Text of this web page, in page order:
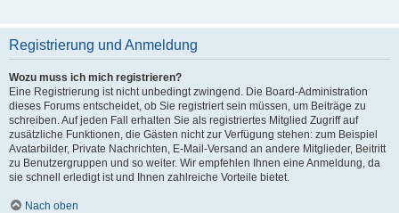
Registrierung und Anmeldung
Wozu muss ich mich registrieren?
Eine Registrierung ist nicht unbedingt zwingend. Die Board-Administration
dieses Forums entscheidet, ob Sie registriert sein müssen, um Beiträge zu
schreiben. Auf jeden Fall erhalten Sie als registriertes Mitglied Zugriff auf
zusätzliche Funktionen, die Gästen nicht zur Verfügung stehen: zum Beispiel
Avatarbilder, Private Nachrichten, E-Mail-Versand an andere Mitglieder, Beitritt
zu Benutzergruppen und so weiter. Wir empfehlen Ihnen eine Anmeldung, da
sie schnell erledigt ist und Ihnen zahlreiche Vorteile bietet.
Nach oben